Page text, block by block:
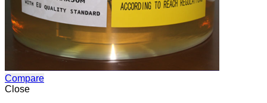
Compare
Close